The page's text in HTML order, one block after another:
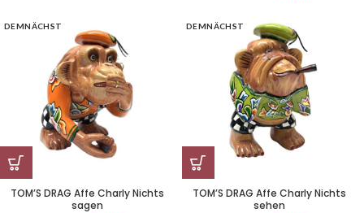
DEMNÄCHST
TOM’S DRAG Affe Charly Nichts
sagen
DEMNÄCHST
TOM’S DRAG Affe Charly Nichts
sehen